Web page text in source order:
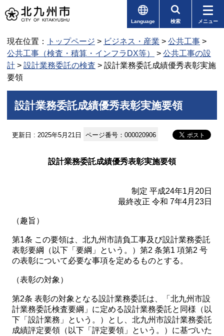
Language 検索 メニュー
現在位置： トップページ > ビジネス・産業 > 公共工事 >
公共工事（検査・積算・インフラDX等）
> 公共工事の設
計 > 設計業務委託の検査 > 設計業務委託成績優秀表彰実施
要領
設計業務委託成績優秀表彰実施要領
更新日 : 2025年5月21日 ページ番号：000020906
設計業務委託成績優秀表彰実施要領
制定 平成24年1月20日
最終改正 令和 7年4月23日
（趣旨）
第1条 この要領は、北九州市請負工事及び設計業務委託
表彰要綱（以下「要綱」という。）第2 条第1 項第2 号
の表彰について必要な事項を定めるものとする。
（表彰の対象）
第2条 表彰の対象となる設計業務委託は、「北九州市設
計業務委託検査要綱」に定める設計業務委託と同様（以
下「設計業務」という。）とし、北九州市設計業務委託
成績評定要領（以下「評定要領」という。）に基づいた